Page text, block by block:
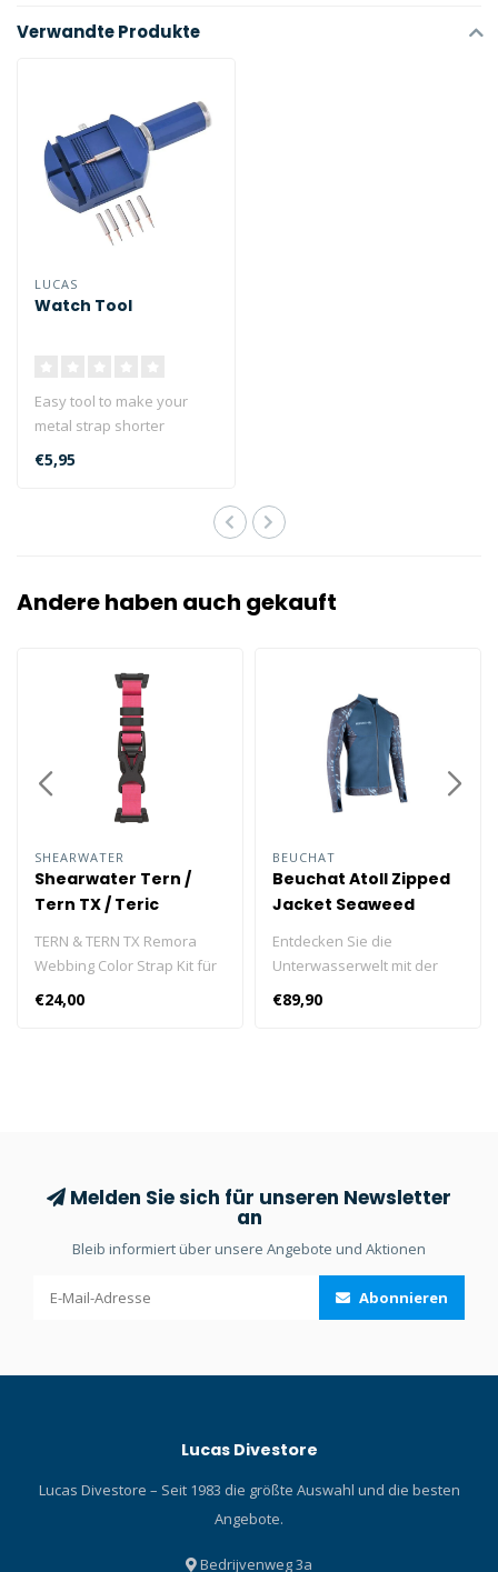
Verwandte Produkte
LUCAS
Watch Tool
Easy tool to make your
metal strap shorter
€5,95
Andere haben auch gekauft
SHEARWATER
Shearwater Tern /
Tern TX / Teric
Strap Kit
TERN & TERN TX Remora
Webbing Color Strap Kit für
€24,00
BEUCHAT
Beuchat Atoll Zipped
Jacket Seaweed
Entdecken Sie die
Unterwasserwelt mit der
Herren. Mit dem exklusiven
€89,90
Melden Sie sich für unseren Newsletter
an
Bleib informiert über unsere Angebote und Aktionen
Abonnieren
Lucas Divestore
Lucas Divestore – Seit 1983 die größte Auswahl und die besten
Angebote.
Bedrijvenweg 3a